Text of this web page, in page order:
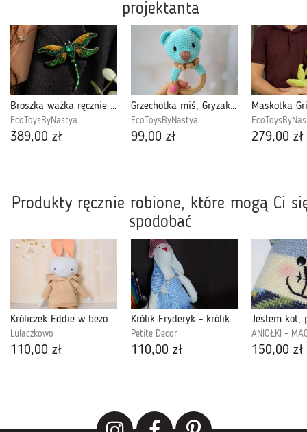
projektanta
Broszka ważka ręcznie haftowana, Broszka koralikowa, Prezent dla kobiety
EcoToysByNastya
389,00 zł
Grzechotka miś, Gryzak na kółku dla niemowlaka, Prezent dla noworodka
EcoToysByNastya
99,00 zł 279,00 zł
Produkty ręcznie robione, które mogą Ci
spodobać
Króliczek Eddie w beżowym dresiku przytulanka
Lulaczkowo
110,00 zł
Królik Fryderyk - królik tilda
Petite Decor
110,00 zł
ANIOŁKI -
150,00 zł